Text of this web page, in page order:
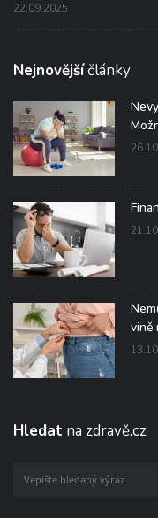
22.09.2025
Nejnovějšíčlánky
vině
Hledat na zdravě.cz